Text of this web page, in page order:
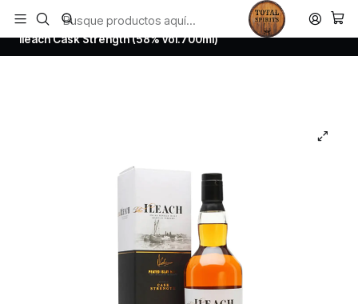
Todos los productos estan en stock. Despachamos a todo Chile.
Inicio Whisky
Scotch Whisky Islay
Ileach Cask Strength (58% vol.700ml)